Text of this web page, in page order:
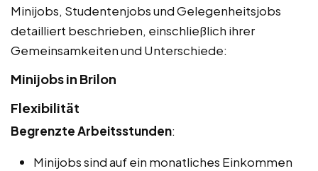
Minijobs, Studentenjobs und Gelegenheitsjobs
detailliert beschrieben, einschließlich ihrer
Gemeinsamkeiten und Unterschiede:
Minijobs in Brilon
Flexibilität
Begrenzte Arbeitsstunden:
Minijobs sind auf ein monatliches Einkommen